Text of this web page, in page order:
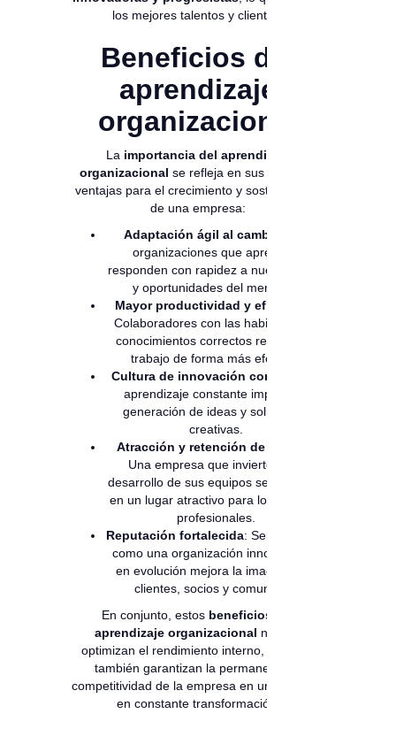
los mejores talentos y clientes.
Beneficios del
aprendizaje
organizacional
La importancia del aprendizaje
organizacional se refleja en sus múltiples
ventajas para el crecimiento y sostenibilidad
de una empresa:
Adaptación ágil al cambio
organizaciones que aprenden
responden con rapidez a nuevos retos
y oportunidades del mercado.
Mayor productividad y eficiencia
Colaboradores con las habilidades y
conocimientos correctos realizan su
trabajo de forma más efectiva.
Cultura de innovación continua
aprendizaje constante impulsa la
generación de ideas y soluciones
creativas.
Atracción y retención de talento
Una empresa que invierte en el
desarrollo de sus equipos se convierte
en un lugar atractivo para los mejores
profesionales.
Reputación fortalecida: Ser percibida
como una organización innovadora y
en evolución mejora la imagen ante
clientes, socios y comunidad.
En conjunto, estos beneficios del
aprendizaje organizacional no solo
optimizan el rendimiento interno, sino que
también garantizan la permanencia y
competitividad de la empresa en un mercado
en constante transformación.